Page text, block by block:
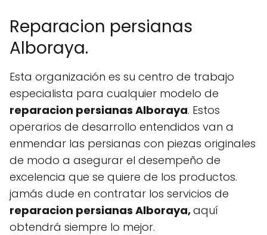
Reparacion persianas
Alboraya.
Esta organización es su centro de trabajo
especialista para cualquier modelo de
reparacion persianas Alboraya. Estos
operarios de desarrollo entendidos van a
enmendar las persianas con piezas originales
de modo a asegurar el desempeño de
excelencia que se quiere de los productos.
jamás dude en contratar los servicios de
reparacion persianas Alboraya,aquí
obtendrá siempre lo mejor.